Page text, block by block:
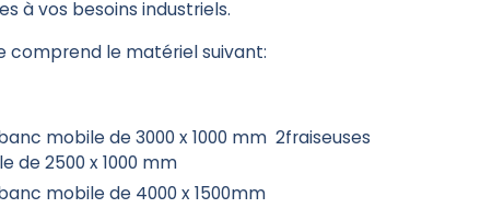
à vos besoins industriels.
comprend le matériel suivant:
mobile de 3000 x 1000 mm 2fraiseuses
de 2500 x 1000 mm
mobile de 4000 x 1500mm